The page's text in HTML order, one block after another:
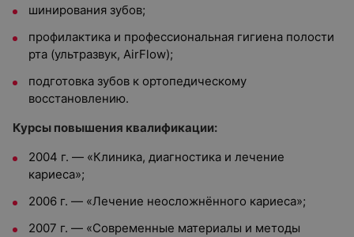
шинирования зубов;
профилактика и профессиональная гигиена полости
рта (ультразвук, AirFlow);
подготовка зубов к ортопедическому
восстановлению.
Курсы повышения квалификации:
2004 г. — «Клиника, диагностика и лечение
кариеса»;
2006 г. — «Лечение неосложнённого кариеса»;
2007 г. — «Современные материалы и методы